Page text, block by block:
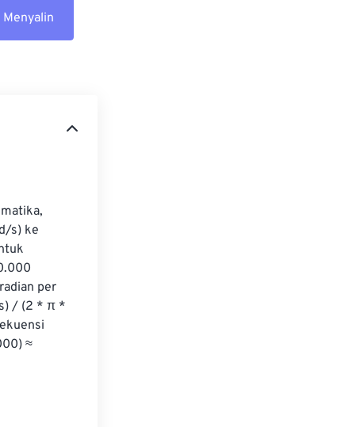
Menyalin
s) ke
per
s) / (2 * π *
≈